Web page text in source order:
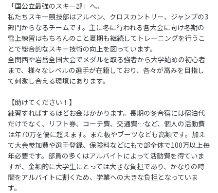
「国公立最強のスキー部」へ。
私たちスキー競技部はアルペン、クロスカントリー、ジャンプの3
部門からなるチームです。主に冬に行われる各大会に向け冬期の
雪上練習はもちろんのこと夏期も継続してトレーニングを行うこ
とで総合的なスキー技術の向上を図っています。
全関西や岩岳全国大会でメダルを取る強者から大学始めの初心者
まで、様々なレベルの選手が在籍しており、各々が高みを目指し
て刺激し合える環境にあります。
【助けてください！】
練習すればするほどお金はかかります。長期の冬合宿には宿泊代
だけでなく、リフト券、コーチ費、交通費…など、個人の活動費
は年70万を優に超えます。また板やブーツなども高額です。加え
て大会参加費や選手登録、保険料などにもで部全体で100万以上毎
年必要です。部員の多くはアルバイトによって活動費を得ていま
すが、金額的に大学生にとっては大きな負担であり、かなりの時
間をアルバイトに割くため、学業への大きな負担となっていま
す。